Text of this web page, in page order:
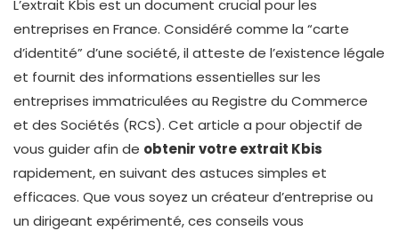
L’extrait Kbis est un document crucial pour les
entreprises en France. Considéré comme la “carte
d’identité” d’une société, il atteste de l’existence légale
et fournit des informations essentielles sur les
entreprises immatriculées au Registre du Commerce
et des Sociétés (RCS). Cet article a pour objectif de
vous guider afin de obtenir votre extrait Kbis
rapidement, en suivant des astuces simples et
efficaces. Que vous soyez un créateur d’entreprise ou
un dirigeant expérimenté, ces conseils vous